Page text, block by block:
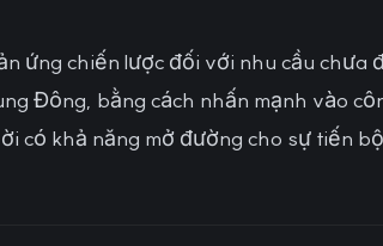
ứng chiến lược đối với nhu cầu chưa
Đông, bằng cách nhấn mạnh vào
có khả năng mở đường cho sự tiến